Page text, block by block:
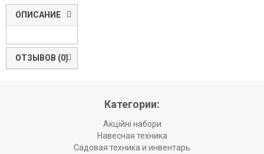
ОПИСАНИЕ
ОТЗЫВОВ (0)
Категории:
Акційні набори
Навесная техника
Садовая техника и инвентарь